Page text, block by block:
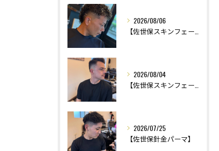
2026/08/06
2026/08/04
2026/07/25
【佐世保針金パーマ】